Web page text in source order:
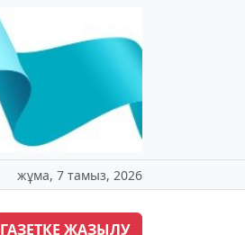
жұма, 7 тамыз, 2026
ГАЗЕТКЕ ЖАЗЫЛУ